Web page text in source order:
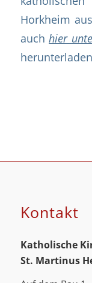
Horkheim
auchhier
Kontakt
Katholische
St. Martinus